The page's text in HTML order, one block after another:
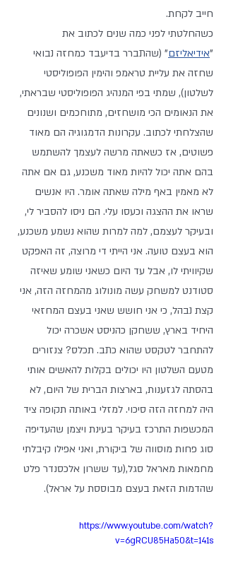
חייב לקחת.
כשהחלטתי לפני כמה שנים לכתוב את
"אידיאליזם" (שהתברר בדיעבד כמחזה נבואי
שחזה את עליית טראמפ והימין הפופוליסטי
לשלטון), שמתי בפי המנהיג הפופוליסטי שבראתי,
את הנאומים הכי מושחזים, מתוחכמים ושנונים
שהצלחתי לכתוב. עקרונות הדמגוגיה הם מאוד
פשוטים, אז כשאתה מרשה לעצמך להשתמש
בהם אתה יכול להיות מאוד משכנע, גם אם אתה
לא מאמין באף מילה שאתה אומר. היו אנשים
שראו את ההצגה וכעסו עלי. הם ניסו להסביר לי,
ובעיקר לעצמם, למה למרות שהוא נשמע משכנע,
הוא בעצם טועה. אני הייתי די מרוצה, זה האפקט
שקיוויתי לו, אבל עד היום כשאני שומע שאיזה
סטודנט למשחק עשה מונולוג מהמחזה הזה, אני
קצת נבהל, כי אני חושש שאני בעצם המחזאי
היחיד בארץ, ששחקן כהניסט אשכרה יכול
להתחבר לטקסט שהוא כתב. תכלס? צנזורים
מטעם השלטון היו יכולים בקלות להאשים אותי
בהסתה לגזענות, בארצות הברית של היום, לא
היה למחזה הזה סיכוי. למזלי באותה תקופה ציד
המכשפות התרכז בעיקר בעינת ויצמן שהעדיפה
סוג פחות מוסווה של ביקורת, ואני אפילו קיבלתי
מחמאות מאראל סגל,(עד ששרון אלכסנדר פלט
שהדמות הזאת בעצם מבוססת על אראל).
https://www.youtube.com/watch?
v=6gRCU85Ha50&t=141s